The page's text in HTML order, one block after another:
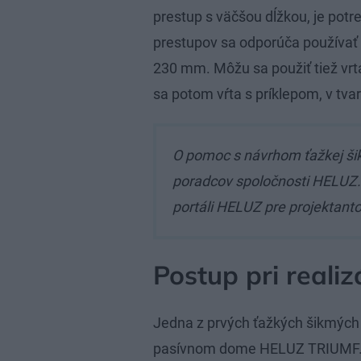
prestup s väčšou dĺžkou, je
prestupov sa odporúča
230 mm. Môžu sa použiť tiež
sa potom vŕta s príklepom, v
O pomoc s návrhom ťažkej
poradcov spoločnosti
portáli HELUZ pre
Postup pri
Jedna z prvých ťažkých
pasívnom dome HELUZ